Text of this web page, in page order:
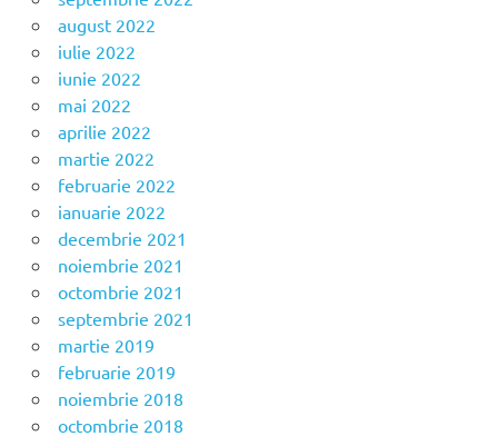
august 2022
iulie 2022
iunie 2022
mai 2022
aprilie 2022
martie 2022
februarie 2022
ianuarie 2022
decembrie 2021
noiembrie 2021
octombrie 2021
septembrie 2021
martie 2019
februarie 2019
noiembrie 2018
octombrie 2018